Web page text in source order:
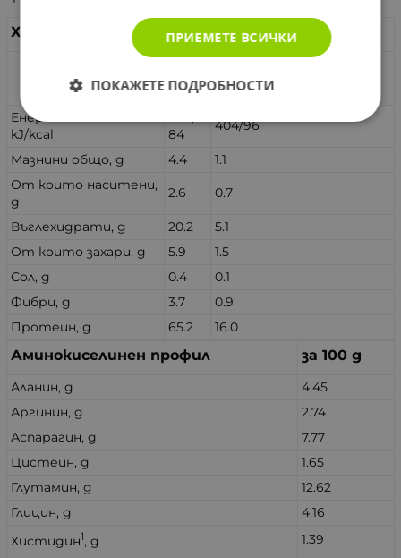
Хранителни стойности
g
лъжички (25 g)
Енергийна стойност
kJ/kcal
84
404/96
Мазнини общо, g 4.4
1.1
От които наситени,
g
2.6 0.7
Въглехидрати, g 20.2
5.1
От които захари, g
5.9
1.5
Сол, g
0.4
0.1
Фибри, g
3.7
0.9
Протеин, g
65.2 16.0
Аминокиселинен профил за 100 g
Аланин, g
4.45
Аргинин, g
2.74
Аспарагин, g
7.77
Цистеин, g
1.65
Глутамин, g
12.62
Глицин, g
4.16
Хистидин1, g
1.39
ПРИЕМЕТЕ ВСИЧКИ
ПОКАЖЕТЕ ПОДРОБНОСТИ